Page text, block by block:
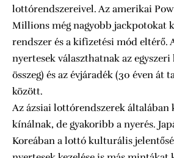
lottórendszereivel. Az amerikai
Millions még nagyobb jackpotokat
rendszer és a kifizetési mód eltérő.
nyertesek választhatnak az
összeg) és az évjáradék (30 éven át
között.
Az ázsiai lottórendszerek általában
kínálnak, de gyakoribb a nyerés.
Koreában a lottó kulturális